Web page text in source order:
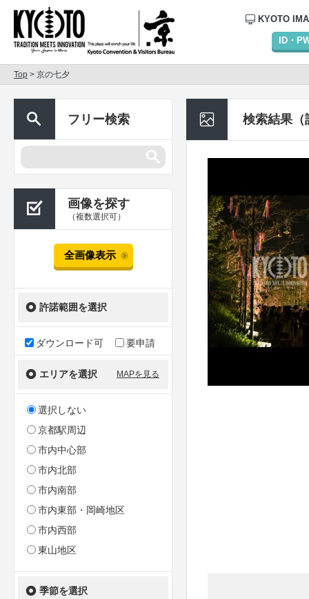
KYOTO
ID・
Top > 京の七夕
フリー検索
画像を探す
（複数選択可）
全画像表示
許諾範囲を選択
ダウンロード可 要申請
エリアを選択 MAPを見る
選択しない
京都駅周辺
市内中心部
市内北部
市内南部
市内東部・岡崎地区
市内西部
東山地区
季節を選択
検索結果（